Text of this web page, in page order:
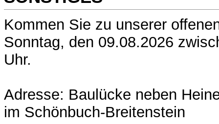
Kommen Sie zu unserer
Sonntag, den 09.08.2026
Uhr.
Adresse: Baulücke neben
im Schönbuch-Breitenstein